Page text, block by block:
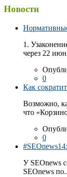
Новости
1.
через 22
0
Как
Возможно,
что
0
У SEOnews
SEOnews